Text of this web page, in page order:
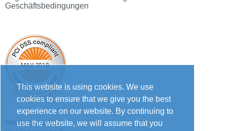
This website is using cookies. We use
cookies to ensure that we give you the best
experience on our website. By continuing to
use the website, we will assume that you
Geschäftsbedingungen
OHARA GmbH